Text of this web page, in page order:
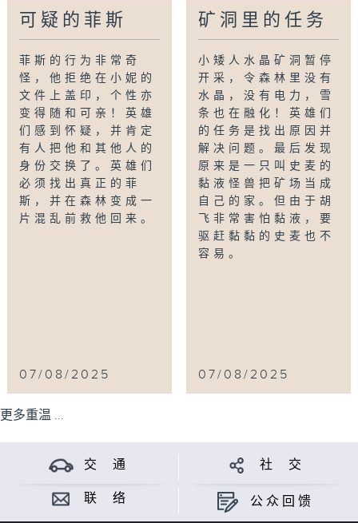
可疑的菲斯
菲斯的行为非常奇
怪，他拒绝在小妮的
文件上盖印，个性亦
变得随和可亲！英雄
们感到怀疑，并肯定
有人把他和其他人的
身份交换了。英雄们
必须找出真正的菲
斯，并在森林变成一
片混乱前救他回来。
07/08/2025
矿洞里的任务
小矮人水晶矿洞暂停
开采，令森林里没有
水晶，没有电力，雪
条也在融化！英雄们
的任务是找出原因并
解决问题。最后发现
原来是一只叫史麦的
黏液怪兽把矿场当成
自己的家。但由于胡
飞非常害怕黏液，要
驱赶黏黏的史麦也不
容易。
07/08/2025
更多重温 ...
交 通 社 交
联 络 公众回馈